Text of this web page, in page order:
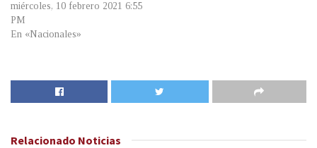
miércoles, 10 febrero 2021 6:55
PM
En «Nacionales»
Relacionado Noticias